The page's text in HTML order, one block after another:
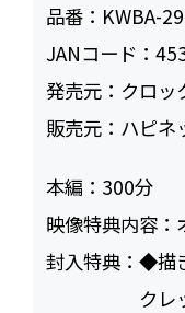
品番： KWBA-
JANコード：
発売元： クロッ
販売元： ハピネ
本編： 300
映像特典内容：
封入特典：◆描
クレ